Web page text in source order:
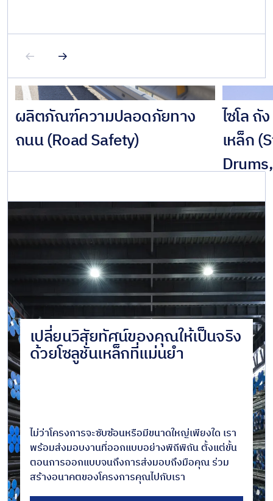
ผลิตภัณฑ์ความปลอดภัยทาง
ถนน (Road Safety)
ไซโล ถั
เหล็ก
เปลี่ยนวิสัยทัศน์ของคุณให้เป็นจริง
ด้วยโซลูชั่นเหล็กที่แม่นยำ
ไม่ว่าโครงการจะซับซ้อนหรือมีขนาดใหญ่เพียงใด เรา
พร้อมส่งมอบงานที่ออกแบบอย่างพิถีพิถัน ตั้งแต่ขั้น
ตอนการออกแบบจนถึงการส่งมอบถึงมือคุณ ร่วม
สร้างอนาคตของโครงการคุณไปกับเรา